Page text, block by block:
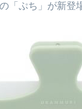
「ぷち」が新登